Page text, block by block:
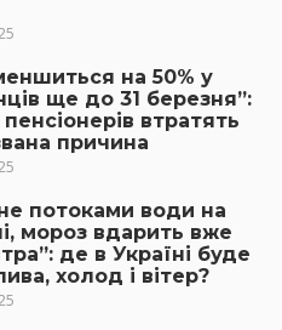
на 50% у
ще до 31 березня”:
втратять
причина
потоками води на
мороз вдарить вже
де в Україні буде
холод і вітер?